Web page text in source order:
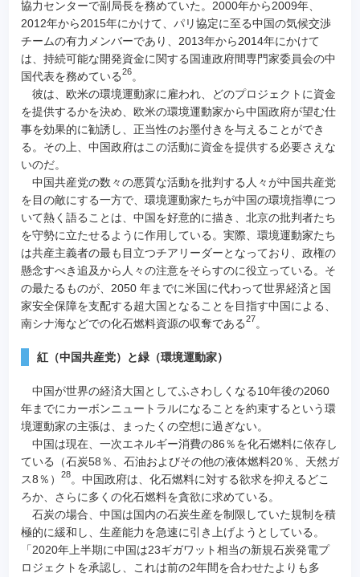
協力センターで副局長を務めていた。2000年から2009年、
2012年から2015年にかけて、パリ協定に至る中国の気候交渉
チームの有力メンバーであり、2013年から2014年にかけて
は、持続可能な開発資金に関する国連政府間専門家委員会の中
国代表を務めている26。
彼は、欧米の環境運動家に雇われ、どのプロジェクトに資金
を提供するかを決め、欧米の環境運動家から中国政府が望む仕
事を効果的に勧誘し、正当性のお墨付きを与えることができ
る。その上、中国政府はこの活動に資金を提供する必要さえな
いのだ。
中国共産党の数々の悪質な活動を批判する人々が中国共産党
を目の敵にする一方で、環境運動家たちが中国の環境指導につ
いて熱く語ることは、中国を好意的に描き、北京の批判者たち
を守勢に立たせるように作用している。実際、環境運動家たち
は共産主義者の最も目立つチアリーダーとなっており、政権の
懸念すべき追及から人々の注意をそらすのに役立っている。そ
の最たるものが、2050 年までに米国に代わって世界経済と国
家安全保障を支配する超大国となることを目指す中国による、
南シナ海などでの化石燃料資源の収奪である27。
紅（中国共産党）と緑（環境運動家）
中国が世界の経済大国としてふさわしくなる10年後の2060
年までにカーボンニュートラルになることを約束するという環
境運動家の主張は、まったくの空想に過ぎない。
中国は現在、一次エネルギー消費の86％を化石燃料に依存し
ている（石炭58％、石油およびその他の液体燃料20％、天然ガ
ス8％）
28。中国政府は、化石燃料に対する欲求を抑えるどこ
ろか、さらに多くの化石燃料を貪欲に求めている。
石炭の場合、中国は国内の石炭生産を制限していた規制を積
極的に緩和し、生産能力を急速に引き上げようとしている。
「2020年上半期に中国は23ギガワット相当の新規石炭発電プ
ロジェクトを承認し、これは前の2年間を合わせたよりも多